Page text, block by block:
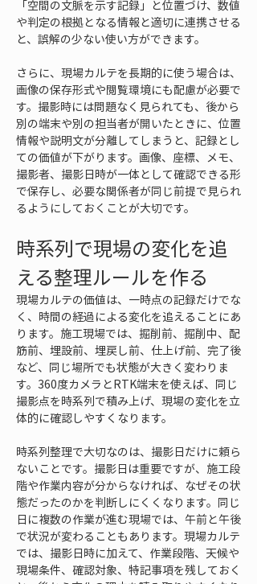
「空間の文脈を示す記録」と位置づけ、数値
や判定の根拠となる情報と適切に連携させる
と、誤解の少ない使い方ができます。
さらに、現場カルテを長期的に使う場合は、
画像の保存形式や閲覧環境にも配慮が必要で
す。撮影時には問題なく見られても、後から
別の端末や別の担当者が開いたときに、位置
情報や説明文が分離してしまうと、記録とし
ての価値が下がります。画像、座標、メモ、
撮影者、撮影日時が一体として確認できる形
で保存し、必要な関係者が同じ前提で見られ
るようにしておくことが大切です。
時系列で現場の変化を追
える整理ルールを作る
現場カルテの価値は、一時点の記録だけでな
く、時間の経過による変化を追えることにあ
ります。施工現場では、掘削前、掘削中、配
筋前、埋設前、埋戻し前、仕上げ前、完了後
など、同じ場所でも状態が大きく変わりま
す。360度カメラとRTK端末を使えば、同じ
撮影点を時系列で積み上げ、現場の変化を立
体的に確認しやすくなります。
時系列整理で大切なのは、撮影日だけに頼ら
ないことです。撮影日は重要ですが、施工段
階や作業内容が分からなければ、なぜその状
態だったのかを判断しにくくなります。同じ
日に複数の作業が進む現場では、午前と午後
で状況が変わることもあります。現場カルテ
では、撮影日時に加えて、作業段階、天候や
現場条件、確認対象、特記事項を残しておく